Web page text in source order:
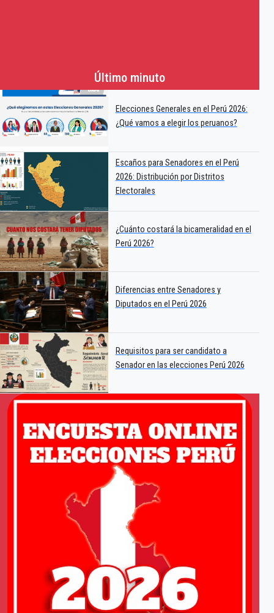
Último minuto
Elecciones Generales en el Perú 2026:
¿Qué vamos a elegir los peruanos?
Escaños para Senadores en el Perú
2026: Distribución por Distritos
Electorales
¿Cuánto costará la bicameralidad en el
Perú 2026?
Diferencias entre Senadores y
Diputados en el Perú 2026
Requisitos para ser candidato a
Senador en las elecciones Perú 2026